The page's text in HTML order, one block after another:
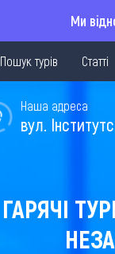
Ми
Пошук турів Статті
Наша адреса
вул.
ГАРЯЧІ